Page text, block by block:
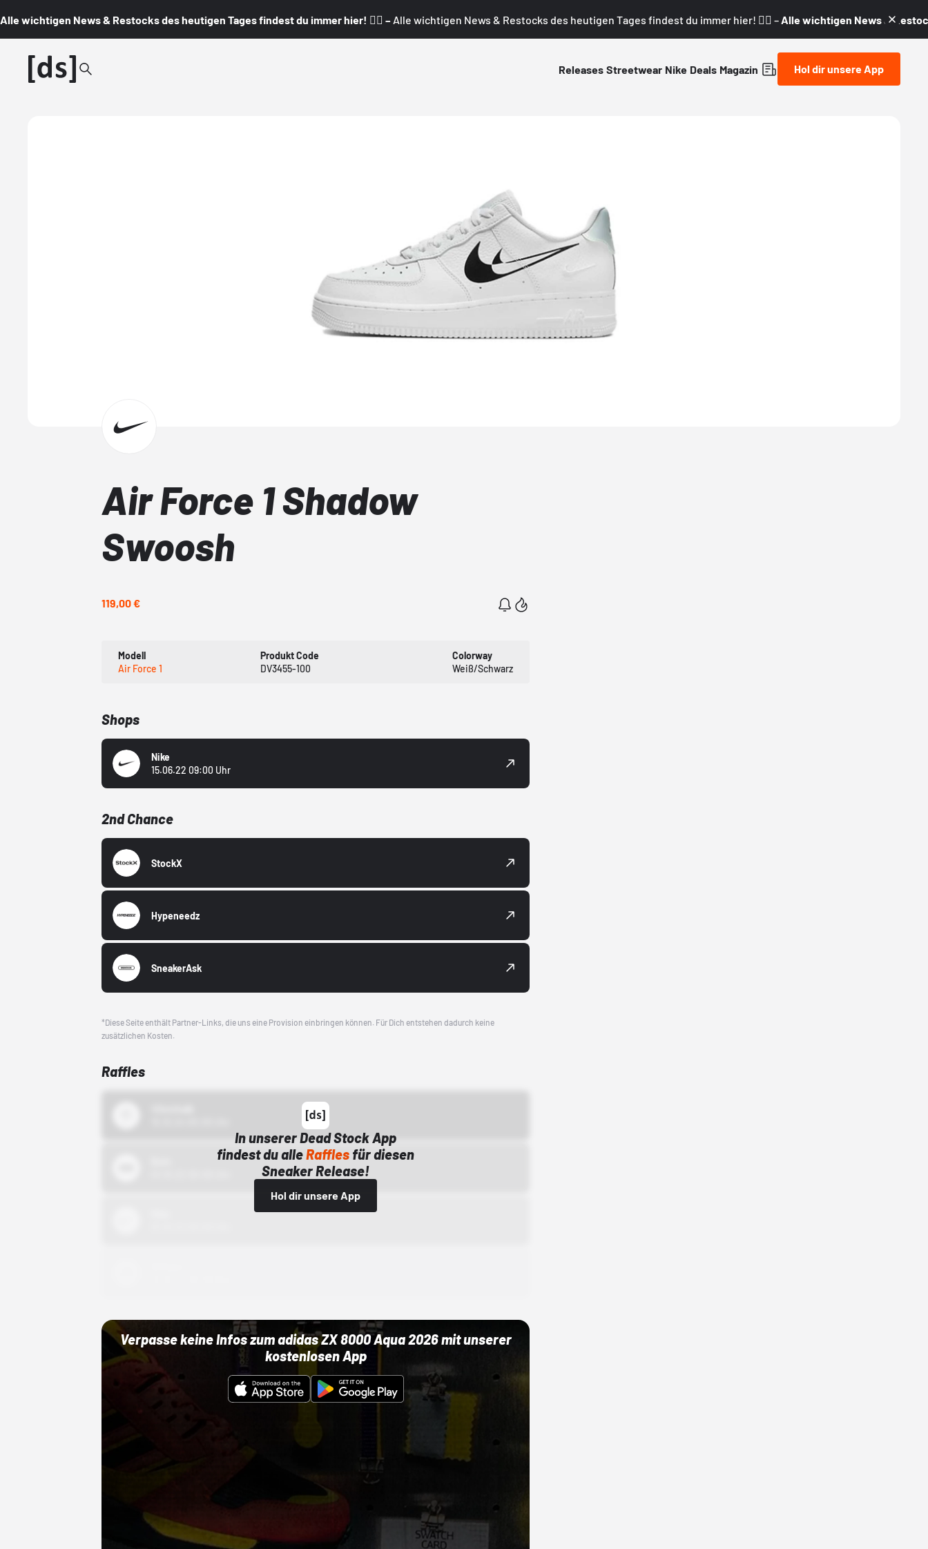
Alle wichtigen News & Restocks des heutigen Tages findest du immer hier! 👇🏼 – Alle wichtigen News & Restocks des heutigen Tages findest du immer hier! 👇🏼 – Alle wichtigen News &
Releases Streetwear Nike Deals Magazin Hol dir unsere App
Air Force 1 Shadow
Swoosh
119,00 €
Modell
Air Force 1
Produkt Code
DV3455-100
Colorway
Weiß/Schwarz
Shops
Nike
15.06.22 09:00 Uhr
2nd Chance
StockX
Hypeneedz
SneakerAsk
*Diese Seite enthält Partner-Links, die uns eine Provision einbringen können. Für Dich entstehen dadurch keine
zusätzlichen Kosten.
Raffles
In unserer Dead Stock App
findest du alleRaffles für diesen
Sneaker Release!
Hol dir unsere App
Verpasse keine Infos zum adidas ZX 8000 Aqua 2026 mit unserer
kostenlosen App